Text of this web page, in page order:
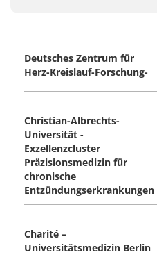
Deutsches Zentrum für
Herz-Kreislauf-Forschung-
Christian-Albrechts-
Universität -
Exzellenzcluster
Präzisionsmedizin für
chronische
Entzündungserkrankungen
Charité –
Universitätsmedizin Berlin